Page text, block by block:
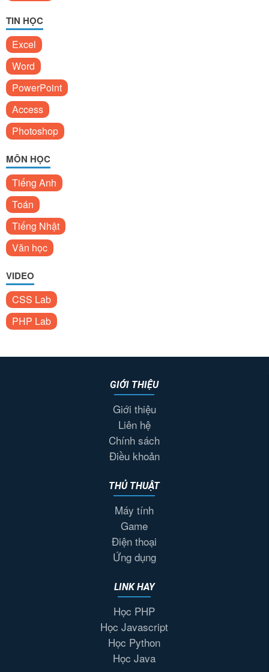
TIN HỌC
Excel
Word
PowerPoint
Access
Photoshop
MÔN HỌC
Tiếng Anh
Toán
Tiếng Nhật
Văn học
VIDEO
CSS Lab
PHP Lab
GIỚI THIỆU
Giới thiệu
Liên hệ
Chính sách
Điều khoản
THỦ THUẬT
Máy tính
Game
Điện thoại
Ứng dụng
LINK HAY
Học PHP
Học Javascript
Học Python
Học Java